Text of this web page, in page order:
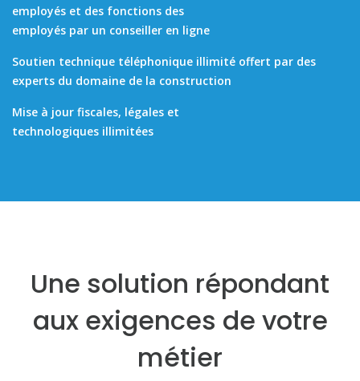
employés et des fonctions des
employés par un conseiller en ligne
Soutien technique téléphonique illimité offert par des
experts du domaine de la construction
Mise à jour fiscales, légales et
technologiques illimitées
Une solution répondant
aux exigences de votre
métier